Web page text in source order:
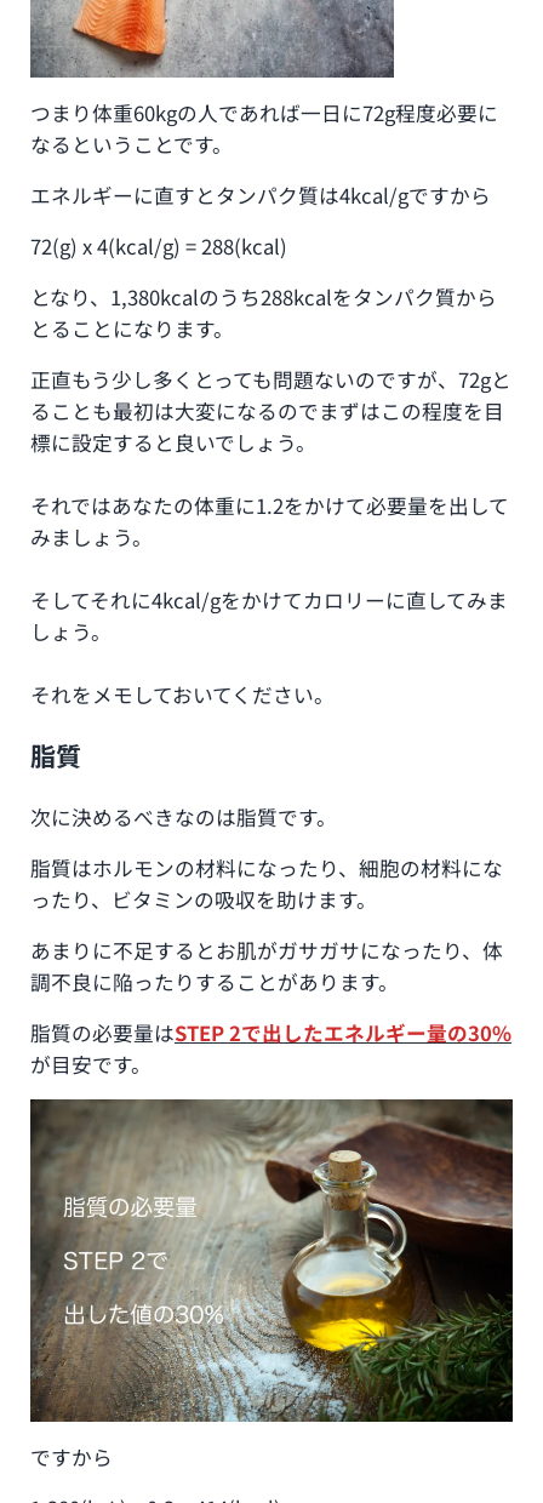
つまり体重60kgの人であれば一日に72g程度必要に
なるということです。
エネルギーに直すとタンパク質は4kcal/gですから
72(g) x 4(kcal/g) = 288(kcal)
となり、1,380kcalのうち288kcalをタンパク質から
とることになります。
正直もう少し多くとっても問題ないのですが、72gと
ることも最初は大変になるのでまずはこの程度を目
標に設定すると良いでしょう。
それではあなたの体重に1.2をかけて必要量を出して
みましょう。
そしてそれに4kcal/gをかけてカロリーに直してみま
しょう。
それをメモしておいてください。
脂質
次に決めるべきなのは脂質です。
脂質はホルモンの材料になったり、細胞の材料にな
ったり、ビタミンの吸収を助けます。
あまりに不足するとお肌がガサガサになったり、体
調不良に陥ったりすることがあります。
脂質の必要量はSTEP 2で出したエネルギー量の30%
が目安です。
ですから